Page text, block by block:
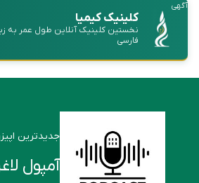
آگهی
کلینیک کیمیا
نخستین کلینیک آنلاین طول عمر به
فارسی
جدیدترین
آمپول